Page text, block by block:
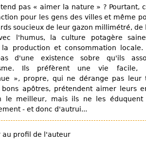
pas « aimer la nature » ? Pourtant,
pour les gens des villes et même
soucieux de leur gazon millimétré,
l'humus, la culture potagère
la production et consommation
d'une existence sobre qu'ils
Ils préfèrent une vie facile,
», propre, qui ne dérange pas leur
apôtres, prétendent aimer leurs
le meilleur, mais ils ne les
- et donc d'autrui...
au profil de l'auteur